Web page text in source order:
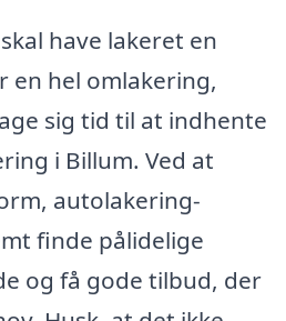
have lakeret en
en hel omlakering,
sig tid til at indhente
i Billum. Ved at
autolakering-
finde pålidelige
og få gode tilbud, der